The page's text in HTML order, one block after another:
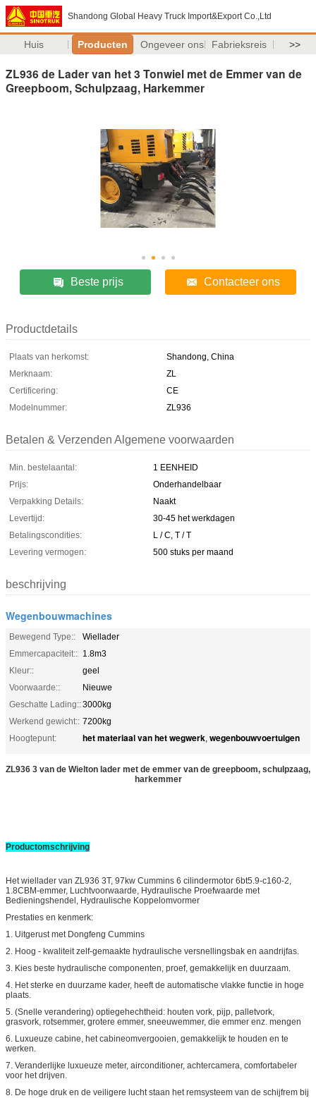
Shandong Global Heavy Truck Import&Export Co.,Ltd
Huis Producten Ongeveer ons Fabrieksreis >>
ZL936 de Lader van het 3 Tonwiel met de Emmer van de
Greepboom, Schulpzaag, Harkemmer
Beste prijs Contacteer ons
Productdetails
Plaats van herkomst:
Shandong, China
Merknaam:
ZL
Certificering:
CE
Modelnummer:
ZL936
Betalen & Verzenden Algemene voorwaarden
Min. bestelaantal:
1 EENHEID
Prijs:
Onderhandelbaar
Verpakking Details:
Naakt
Levertijd:
30-45 het werkdagen
Betalingscondities:
L / C, T / T
Levering vermogen:
500 stuks per maand
beschrijving
Wegenbouwmachines
Bewegend Type::
Wiellader
Emmercapaciteit:: 1.8m3
Kleur::
geel
Voorwaarde::
Nieuwe
Geschatte Lading::3000kg
Werkend gewicht:: 7200kg
Hoogtepunt:
het materiaal van het wegwerk, wegenbouwvoertuigen
ZL936 3 van de Wielton lader met de emmer van de greepboom, schulpzaag,
harkemmer
Productomschrijving
Het wiellader van ZL936 3T, 97kw Cummins 6 cilindermotor 6bt5.9-c160-2,
1.8CBM-emmer, Luchtvoorwaarde, Hydraulische Proefwaarde met
Bedieningshendel, Hydraulische Koppelomvormer
Prestaties en kenmerk:
1. Uitgerust met Dongfeng Cummins
2. Hoog - kwaliteit zelf-gemaakte hydraulische versnellingsbak en aandrijfas.
3. Kies beste hydraulische componenten, proef, gemakkelijk en duurzaam.
4. Het sterke en duurzame kader, heeft de automatische vlakke functie in hoge
plaats.
5. (Snelle verandering) optiegehechtheid: houten vork, pijp, palletvork,
grasvork, rotsemmer, grotere emmer, sneeuwemmer, die emmer enz. mengen
6. Luxueuze cabine, het cabineomvergooien, gemakkelijk te houden en te
werken.
7. Veranderlijke luxueuze meter, airconditioner, achtercamera, comfortabeler
voor het drijven.
8. De hoge druk en de veiligere lucht staan het remsysteem van de schijfrem bij